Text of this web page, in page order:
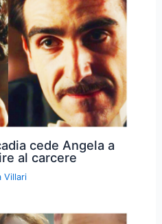
cede Angela a
al carcere
Villari